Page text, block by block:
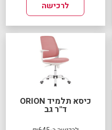
לרכישה
כיסא תלמיד ORION
ד"ר גב